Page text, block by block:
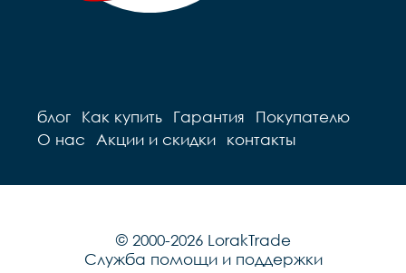
блог Как купить Гарантия
Покупателю
О нас
Акции и скидки контакты
© 2000-2026 LorakTrade
Служба помощи и поддержки